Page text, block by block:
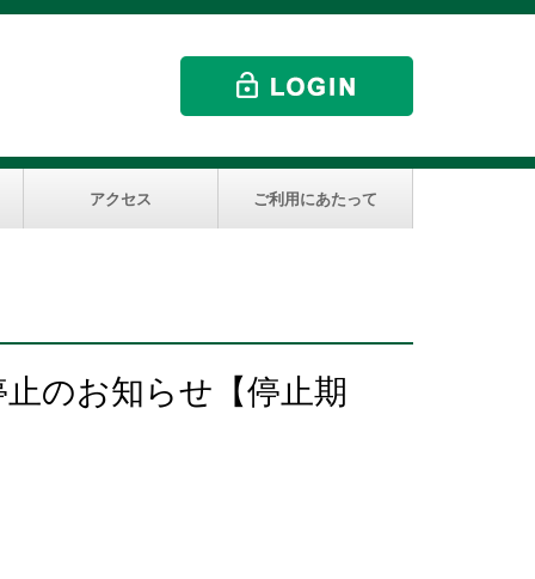
アクセス ご利用にあたって
のお知らせ【停止期